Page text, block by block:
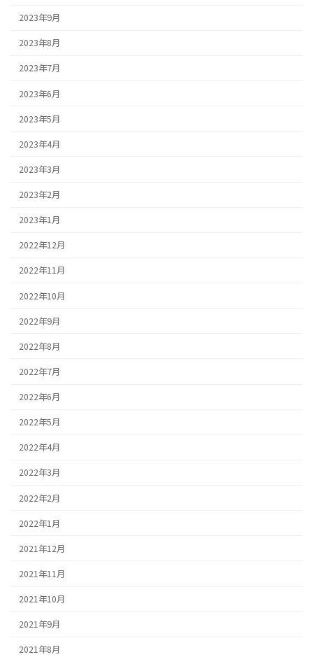
2023年9月
2023年8月
2023年7月
2023年6月
2023年5月
2023年4月
2023年3月
2023年2月
2023年1月
2022年12月
2022年11月
2022年10月
2022年9月
2022年8月
2022年7月
2022年6月
2022年5月
2022年4月
2022年3月
2022年2月
2022年1月
2021年12月
2021年11月
2021年10月
2021年9月
2021年8月